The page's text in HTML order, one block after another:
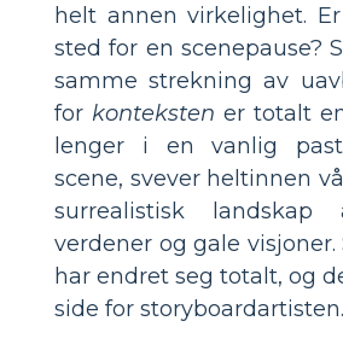
helt annen virkelighet.
sted for en scenepause?
samme strekning av
for konteksten er totalt
lenger i en vanlig
scene, svever heltinnen
surrealistisk landskap
verdener og gale visjoner.
har endret seg totalt, og
side for storyboardartisten.